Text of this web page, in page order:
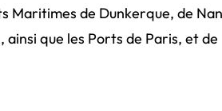
Maritimes de Dunkerque, de
ainsi que les Ports de Paris, et de